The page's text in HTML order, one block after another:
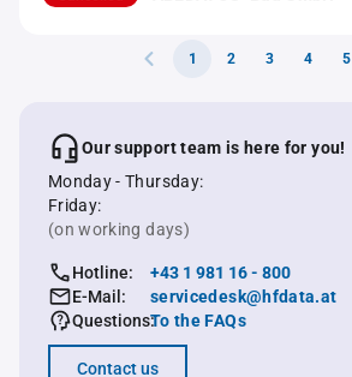
1 2 3 4 5
Our support team is here for you!
Monday - Thursday:
Friday:
(on working days)
Hotline:
+43 1 981 16 - 800
E-Mail:
servicedesk@hfdata.at
Questions:To the FAQs
Contact us